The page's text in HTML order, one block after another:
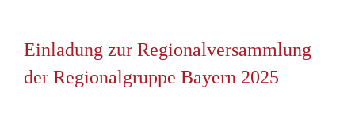
Einladung zur Regionalversammlung
der Regionalgruppe Bayern 2025